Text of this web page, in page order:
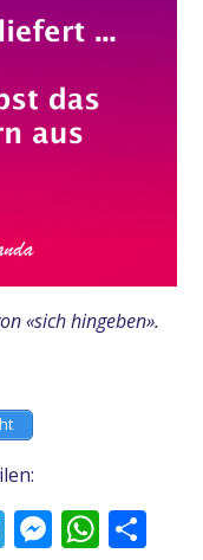
«sich hingeben».
Telegram